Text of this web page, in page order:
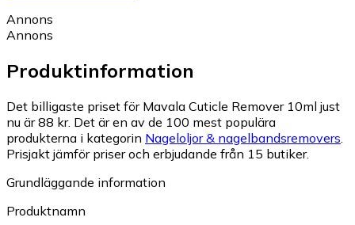
Annons
Annons
Produktinformation
Det billigaste priset för Mavala Cuticle Remover 10ml just
nu är 88 kr. Det är en av de 100 mest populära
produkterna i kategorin Nageloljor & nagelbandsremovers.
Prisjakt jämför priser och erbjudande från 15 butiker.
Grundläggande information
Produktnamn